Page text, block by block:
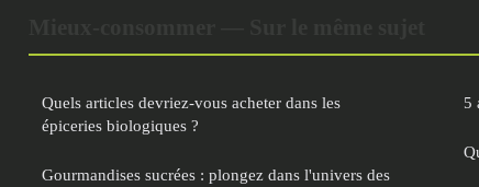
Quels articles devriez-vous acheter dans les
épiceries biologiques ?
Gourmandises sucrées : plongez dans l'univers des
5